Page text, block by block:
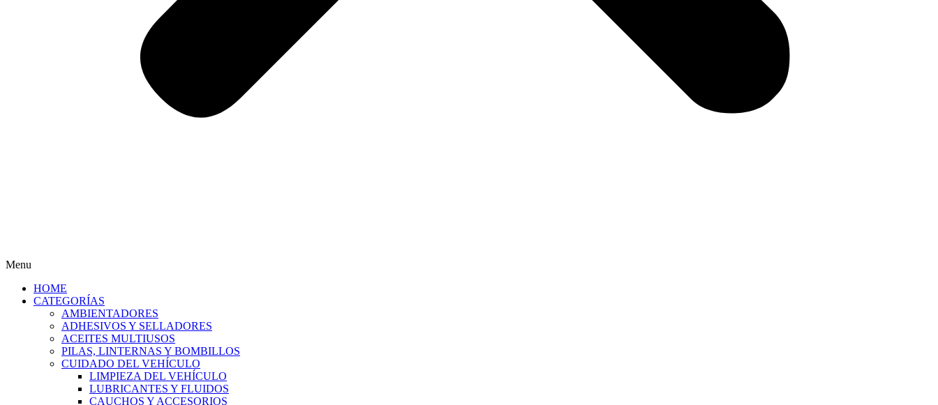
Menu
HOME
CATEGORÍAS
AMBIENTADORES
ADHESIVOS Y SELLADORES
ACEITES MULTIUSOS
PILAS, LINTERNAS Y BOMBILLOS
CUIDADO DEL VEHÍCULO
LIMPIEZA DEL VEHÍCULO
LUBRICANTES Y FLUIDOS
CAUCHOS Y ACCESORIOS